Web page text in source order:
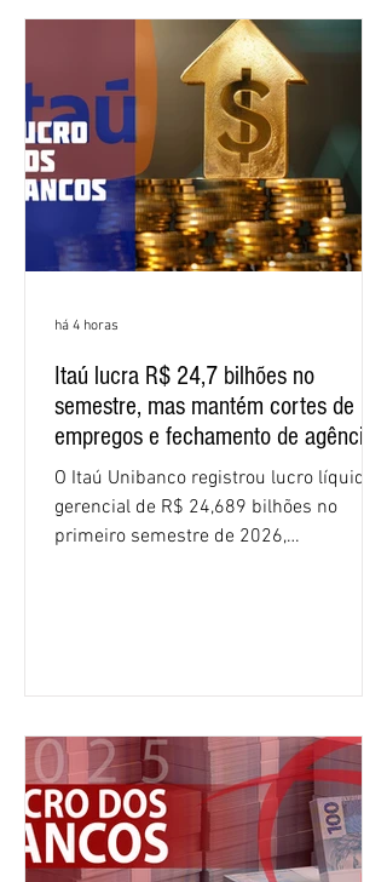
negociação encerrou a discussão das
cláusulas econômicas e sindicais da
minuta, e a representação dos
funcionários cobrou que o banco
apresente uma proposta c
Itaú lucra R$ 24,7 bilhões no
semestre, mas mantém cortes de
empregos e fechamento de agências
O Itaú Unibanco registrou lucro líquido
gerencial de R$ 24,689 bilhões no
primeiro semestre de 2026,
patrimônio líquido médio anualizado
(ROE), no Brasil, chegou a 26% no
semestre, avanço de 2,1 pontos
percentuais em 12 meses. Apesar dos
resultados expressivos, o banco conti
há 4 horas